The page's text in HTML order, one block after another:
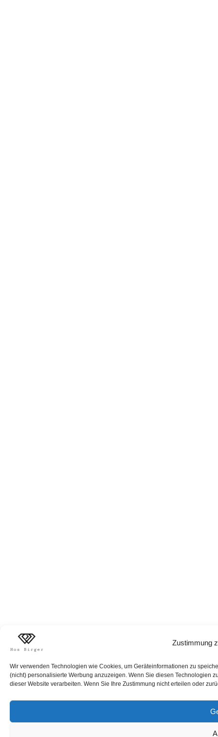
Zustimmung
Wir verwenden Technologien wie Cookies, um Geräteinformationen zu
(nicht) personalisierte Werbung anzuzeigen. Wenn Sie diesen Technologien
dieser Website verarbeiten. Wenn Sie Ihre Zustimmung nicht erteilen oder